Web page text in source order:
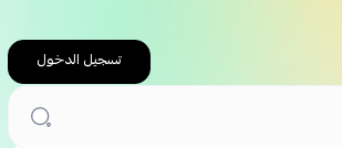
تسجيل الدخول